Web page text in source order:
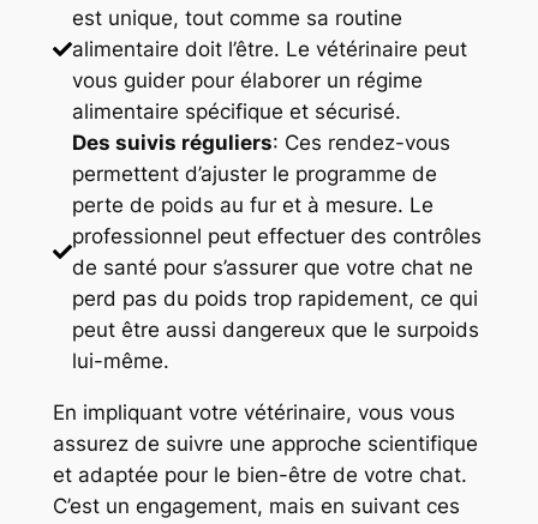
est unique, tout comme sa routine
alimentaire doit l’être. Le vétérinaire peut
vous guider pour élaborer un régime
alimentaire spécifique et sécurisé.
Des suivis réguliers: Ces rendez-vous
permettent d’ajuster le programme de
perte de poids au fur et à mesure. Le
professionnel peut effectuer des contrôles
de santé pour s’assurer que votre chat ne
perd pas du poids trop rapidement, ce qui
peut être aussi dangereux que le surpoids
lui-même.
En impliquant votre vétérinaire, vous vous
assurez de suivre une approche scientifique
et adaptée pour le bien-être de votre chat.
C’est un engagement, mais en suivant ces